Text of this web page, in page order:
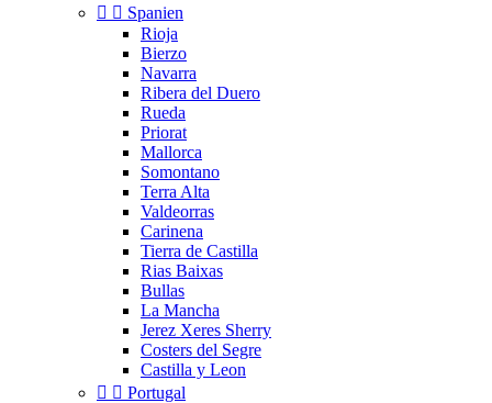
  Spanien
Rioja
Bierzo
Navarra
Ribera del Duero
Rueda
Priorat
Mallorca
Somontano
Terra Alta
Valdeorras
Carinena
Tierra de Castilla
Rias Baixas
Bullas
La Mancha
Jerez Xeres Sherry
Costers del Segre
Castilla y Leon
  Portugal